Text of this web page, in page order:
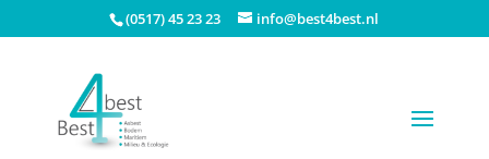
(0517) 45 23 23 info@best4best.nl